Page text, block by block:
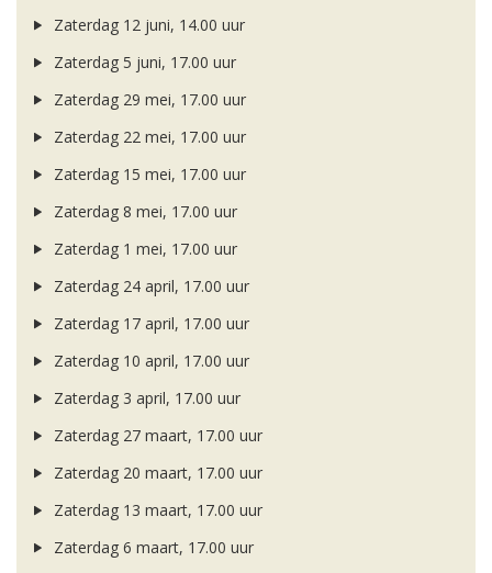
Zaterdag 12 juni, 14.00 uur
Zaterdag 5 juni, 17.00 uur
Zaterdag 29 mei, 17.00 uur
Zaterdag 22 mei, 17.00 uur
Zaterdag 15 mei, 17.00 uur
Zaterdag 8 mei, 17.00 uur
Zaterdag 1 mei, 17.00 uur
Zaterdag 24 april, 17.00 uur
Zaterdag 17 april, 17.00 uur
Zaterdag 10 april, 17.00 uur
Zaterdag 3 april, 17.00 uur
Zaterdag 27 maart, 17.00 uur
Zaterdag 20 maart, 17.00 uur
Zaterdag 13 maart, 17.00 uur
Zaterdag 6 maart, 17.00 uur